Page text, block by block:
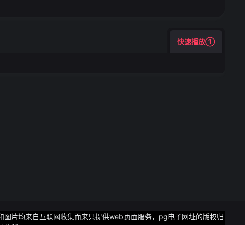
快速播放①
片均来自互联网收集而来只提供web页面服务，pg电子网址的版权归